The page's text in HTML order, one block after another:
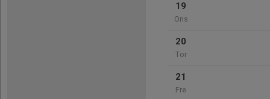
19
Ons
20
Tor
21
Fre